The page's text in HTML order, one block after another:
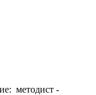
методист -